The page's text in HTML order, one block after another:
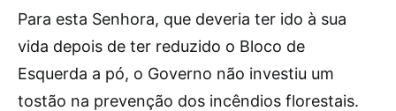
Para esta Senhora, que deveria ter ido à sua
vida depois de ter reduzido o Bloco de
Esquerda a pó, o Governo não investiu um
tostão na prevenção dos incêndios florestais.